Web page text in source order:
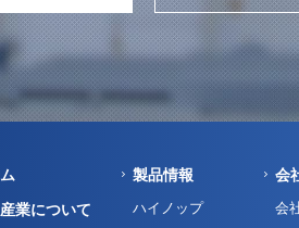
業について
製品情報
ハイノップ
会
会